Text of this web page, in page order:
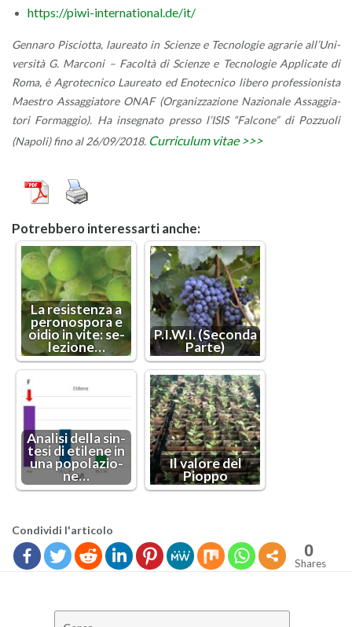
https://​piwi-​int​erna​tion​al.​de/​it/
Gen­na­ro Pi­sciot­ta, lau­rea­to in Scien­ze e Tec­no­lo­gie agra­rie al­l’U­ni­
ver­si­tà G. Mar­co­ni – Fa­col­tà di Scien­ze e Tec­no­lo­gie Ap­pli­ca­te di
Roma, è Agro­tec­ni­co Lau­rea­to ed Eno­tec­ni­co li­be­ro pro­fes­sio­ni­sta
Mae­stro As­sag­gia­to­re ONAF (Or­ga­niz­za­zio­ne Na­zio­na­le As­sag­gia­
to­ri For­mag­gio). Ha in­se­gna­to pres­so l’I­SIS “Fal­co­ne” di Poz­zuo­li
(Na­po­li) fino al 26/09/2018. Cur­ri­cu­lum vitae >>>
Po­treb­be­ro in­te­res­sar­ti anche:
La re­si­sten­za a
pe­ro­no­spo­ra e
oidio in vite: se­
le­zio­ne…
P.I.W.I. (Se­con­da
Parte)
Ana­li­si della sin­
te­si di eti­le­ne in
una po­po­la­zio­
ne…
Il va­lo­re del
Piop­po
Con­di­vi­di l'ar­ti­co­lo
0
Shares